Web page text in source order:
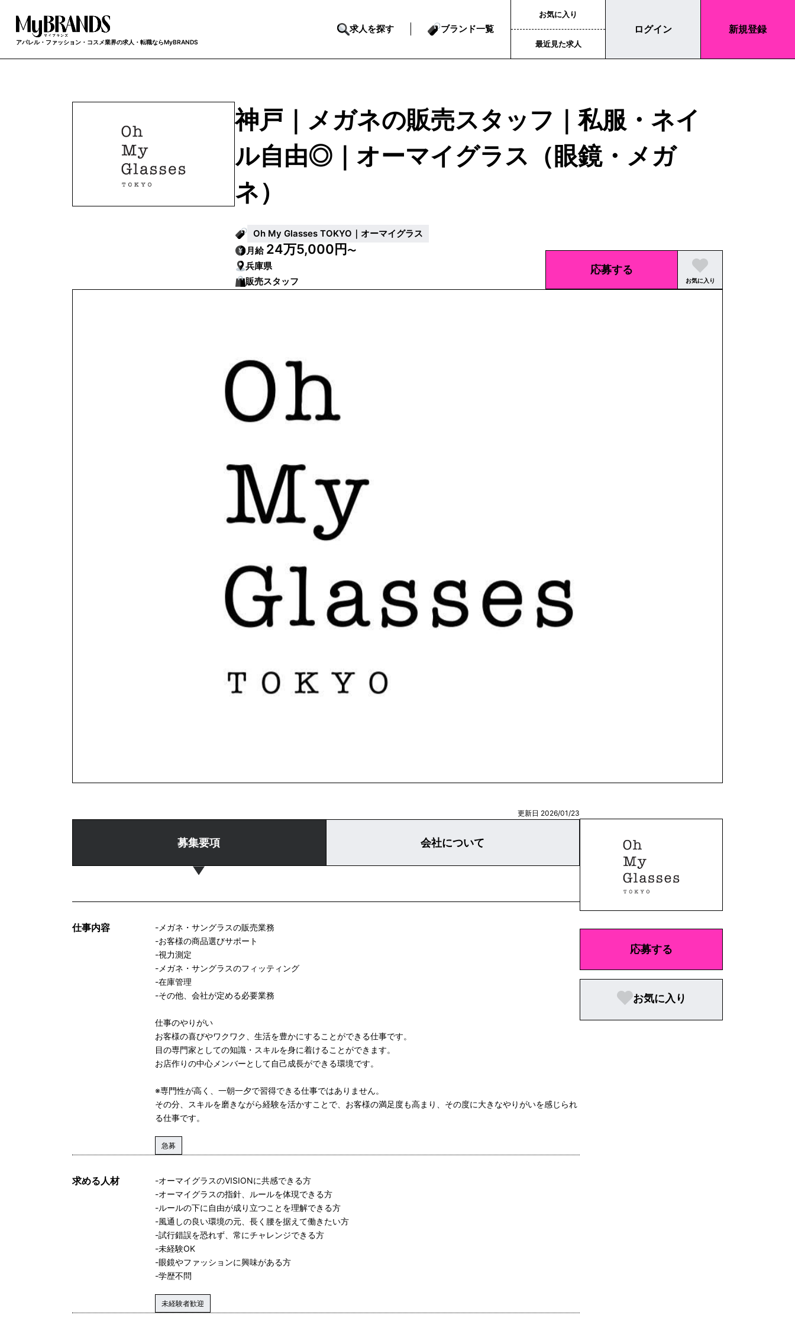
アパレル・ファッション・コスメ業界の求人・転職ならMyBRANDS
求人を探す ブランド一覧
お気に入り
最近見た求人
ログイン 新規登録
神戸｜メガネの販売スタッフ｜私服・ネイ
ル自由◎｜オーマイグラス（眼鏡・メガ
ネ）
Oh My Glasses TOKYO｜オーマイグラス
月給 24万5,000円〜
兵庫県
販売スタッフ
応募する
お気に入り
更新日 2026/01/23
募集要項 会社について
仕事内容
-メガネ・サングラスの販売業務
-お客様の商品選びサポート
-視力測定
-メガネ・サングラスのフィッティング
-在庫管理
-その他、会社が定める必要業務
仕事のやりがい
お客様の喜びやワクワク、生活を豊かにすることができる仕事です。
目の専門家としての知識・スキルを身に着けることができます。
お店作りの中心メンバーとして自己成長ができる環境です。
※専門性が高く、一朝一夕で習得できる仕事ではありません。
その分、スキルを磨きながら経験を活かすことで、お客様の満足度も高まり、その度に大きなやりがいを感じられ
る仕事です。
急募
求める人材
-オーマイグラスのVISIONに共感できる方
-オーマイグラスの指針、ルールを体現できる方
-ルールの下に自由が成り立つことを理解できる方
-風通しの良い環境の元、長く腰を据えて働きたい方
-試行錯誤を恐れず、常にチャレンジできる方
-未経験OK
-眼鏡やファッションに興味がある方
-学歴不問
未経験者歓迎
応募する
お気に入り